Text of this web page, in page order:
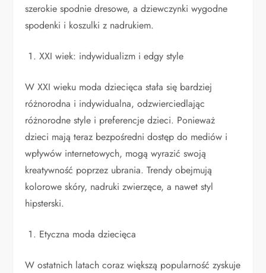
szerokie spodnie dresowe, a dziewczynki wygodne
spodenki i koszulki z nadrukiem.
XXI wiek: indywidualizm i edgy style
W XXI wieku moda dziecięca stała się bardziej
różnorodna i indywidualna, odzwierciedlając
różnorodne style i preferencje dzieci. Ponieważ
dzieci mają teraz bezpośredni dostęp do mediów i
wpływów internetowych, mogą wyrazić swoją
kreatywność poprzez ubrania. Trendy obejmują
kolorowe skóry, nadruki zwierzęce, a nawet styl
hipsterski.
Etyczna moda dziecięca
W ostatnich latach coraz większą popularność zyskuje